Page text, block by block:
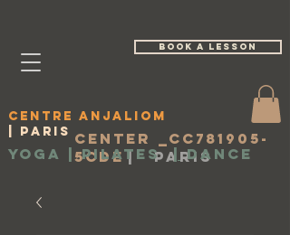
book a lesson
Centre Anjaliom
| Paris
Yoga | Pilates | Dance
Center _cc781905-
5cde | Paris